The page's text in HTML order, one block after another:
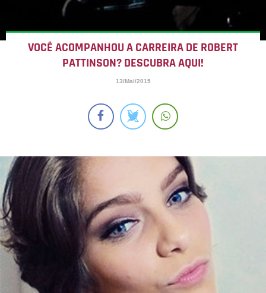
VOCÊ ACOMPANHOU A CARREIRA DE ROBERT
PATTINSON? DESCUBRA AQUI!
13/Mai/2015